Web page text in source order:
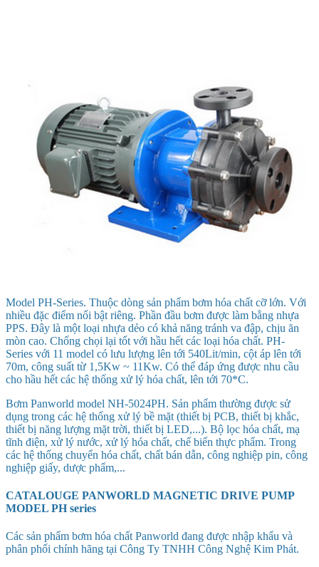
Model PH-Series. Thuộc dòng sản phẩm bơm hóa chất cỡ lớn. Với
nhiều đặc điểm nổi bật riêng. Phần đầu bơm được làm bằng nhựa
PPS. Đây là một loại nhựa dẻo có khả năng tránh va đập, chịu ăn
mòn cao. Chống chọi lại tốt với hầu hết các loại hóa chất. PH-
Series với 11 model có lưu lượng lên tới 540Lit/min, cột áp lên tới
70m, công suất từ 1,5Kw ~ 11Kw. Có thể đáp ứng được nhu cầu
cho hầu hết các hệ thống xử lý hóa chất, lên tới 70*C.
Bơm Panworld model NH-5024PH. Sản phẩm thường được sử
dụng trong các hệ thống xử lý bề mặt (thiết bị PCB, thiết bị khắc,
thiết bị năng lượng mặt trời, thiết bị LED,...). Bộ lọc hóa chất, mạ
tĩnh điện, xử lý nước, xử lý hóa chất, chế biến thực phẩm. Trong
các hệ thống chuyển hóa chất, chất bán dẫn, công nghiệp pin, công
nghiệp giấy, dược phẩm,...
CATALOUGE PANWORLD MAGNETIC DRIVE PUMP
MODEL PH series
Các sản phẩm bơm hóa chất Panworld đang được nhập khẩu và
phân phối chính hãng tại Công Ty TNHH Công Nghệ Kim Phát.